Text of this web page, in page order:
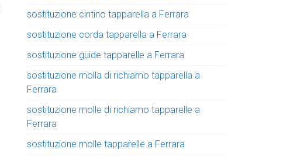
sostituzione cintino tapparella a Ferrara
sostituzione corda tapparella a Ferrara
sostituzione guide tapparelle a Ferrara
sostituzione molla di richiamo tapparella a
Ferrara
sostituzione molle di richiamo tapparelle a
Ferrara
sostituzione molle tapparelle a Ferrara